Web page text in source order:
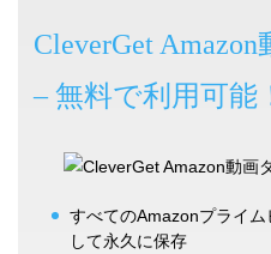
CleverGet
– 無料で利用可能
すべてのAmazonプライ
して永久に保存